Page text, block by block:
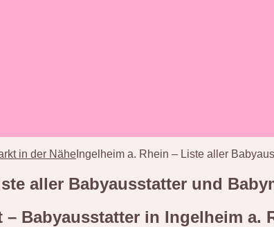
in der Nähe Ingelheim a. Rhein – Liste aller
aller Babyausstatter und
– Babyausstatter in Ingelheim a.